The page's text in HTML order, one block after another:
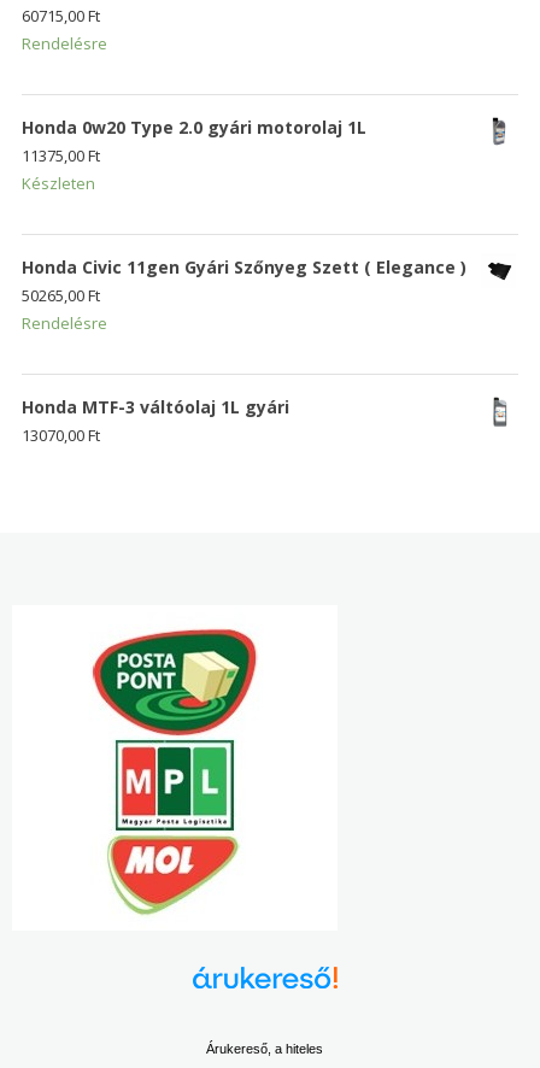
60715,00Ft
Rendelésre
Honda 0w20 Type 2.0 gyári motorolaj 1L
11375,00Ft
Készleten
Honda Civic 11gen Gyári Szőnyeg Szett ( Elegance )
50265,00Ft
Rendelésre
Honda MTF-3 váltóolaj 1L gyári
13070,00Ft
Árukereső, a hiteles